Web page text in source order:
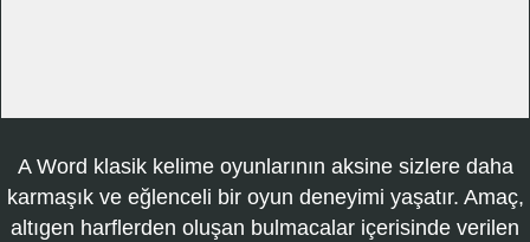
A Word klasik kelime oyunlarının aksine sizlere daha
karmaşık ve eğlenceli bir oyun deneyimi yaşatır. Amaç,
altıgen harflerden oluşan bulmacalar içerisinde verilen